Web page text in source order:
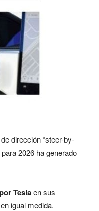
dirección “steer-by-
2026 ha generado
Teslaen sus
igual medida.